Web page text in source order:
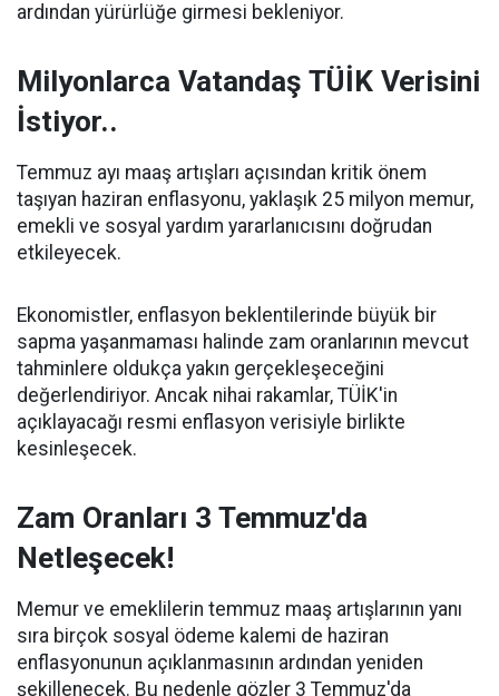
ardından yürürlüğe girmesi bekleniyor.
Milyonlarca Vatandaş TÜİK Verisini
İstiyor..
Temmuz ayı maaş artışları açısından kritik önem
taşıyan haziran enflasyonu, yaklaşık 25 milyon memur,
emekli ve sosyal yardım yararlanıcısını doğrudan
etkileyecek.
Ekonomistler, enflasyon beklentilerinde büyük bir
sapma yaşanmaması halinde zam oranlarının mevcut
tahminlere oldukça yakın gerçekleşeceğini
değerlendiriyor. Ancak nihai rakamlar, TÜİK'in
açıklayacağı resmi enflasyon verisiyle birlikte
kesinleşecek.
Zam Oranları 3 Temmuz'da
Netleşecek!
Memur ve emeklilerin temmuz maaş artışlarının yanı
sıra birçok sosyal ödeme kalemi de haziran
enflasyonunun açıklanmasının ardından yeniden
şekillenecek. Bu nedenle gözler 3 Temmuz'da